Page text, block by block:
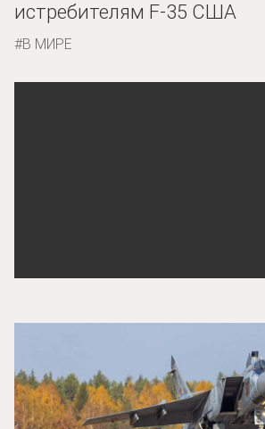
истребителям F-35 США
В МИРЕ